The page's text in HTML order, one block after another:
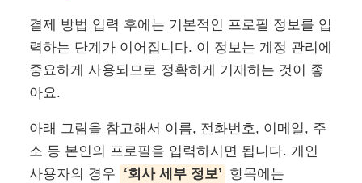
결제 방법 입력 후에는 기본적인 프로필 정보를 입
력하는 단계가 이어집니다. 이 정보는 계정 관리에
중요하게 사용되므로 정확하게 기재하는 것이 좋
아요.
아래 그림을 참고해서 이름, 전화번호, 이메일, 주
소 등 본인의 프로필을 입력하시면 됩니다. 개인
사용자의 경우
‘회사 세부 정보’ 항목에는